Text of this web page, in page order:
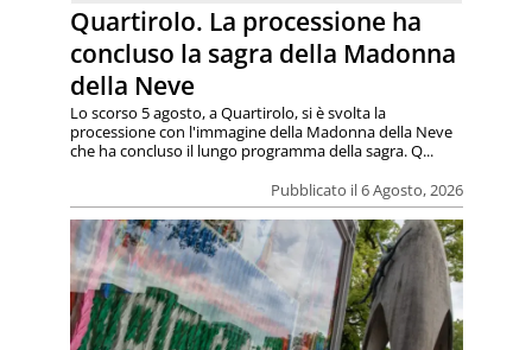
Quartirolo. La processione ha
concluso la sagra della Madonna
della Neve
Pubblicato il 6 Agosto, 2026
Lo scorso 5 agosto, a Quartirolo, si è svolta la
processione con l'immagine della Madonna della Neve
che ha concluso il lungo programma della sagra. Q...